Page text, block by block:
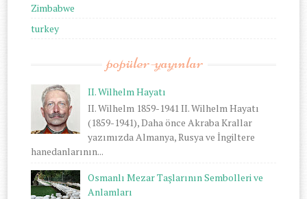
Zimbabwe
turkey
popüler-yayınlar
II. Wilhelm Hayatı
II. Wilhelm 1859-1941 II. Wilhelm Hayatı
(1859-1941), Daha önce Akraba Krallar
yazımızda Almanya, Rusya ve İngiltere
hanedanlarının...
Osmanlı Mezar Taşlarının Sembolleri ve
Anlamları